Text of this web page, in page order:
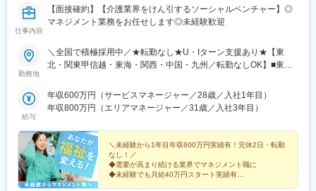
仕事内容
【面接確約】【介護業界をけん引するソーシャルベンチャー】◎
マネジメント業務をお任せします◎未経験歓迎
勤務地
＼全国で積極採用中／★転勤なし★U・Iターン支援あり★【東
北・関東甲信越・東海・関西・中国・九州／転勤なしOK】■東北
木、群馬、埼玉、千葉、東京、神奈川、新潟、富山、山梨、長野■
東海／岐阜、静岡、愛知、三重■関西／滋賀、京都、大阪、兵庫、
奈良、和歌山■中国・四国／岡山、広島、山口、徳島、香川、愛
沖縄★【エリア勤務希望・移住希望の方優遇】：サポート制度も
充実していますので、現在のお住まいに関わらずご希望をお知ら
せください！☆『寮費無料プラン』あり（規定有）：下記勤務地
希望・移住希望の方はお気軽にご相談ください！※【北海道】【東
給与
年収600万円（サービスマネージャー／28歳／入社1年目）
年収800万円（エリアマネージャー／31歳／入社3年目）
＼未経験から1年目年収600万円実績有！完休2日・転勤
なし！／
◆需要が高まり続ける業界でマネジメント職に
◆未経験でも月給40万円スタート実績有